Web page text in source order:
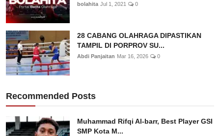
bolahita Jul 1, 2021 0
28 CABANG OLAHRAGA DIPASTIKAN
TAMPIL DI PORPROV SU...
Abdi Panjaitan Mar 16, 2026 0
Recommended Posts
Muhammad Rifqi Al-barr, Best Player GSI
SMP Kota M...